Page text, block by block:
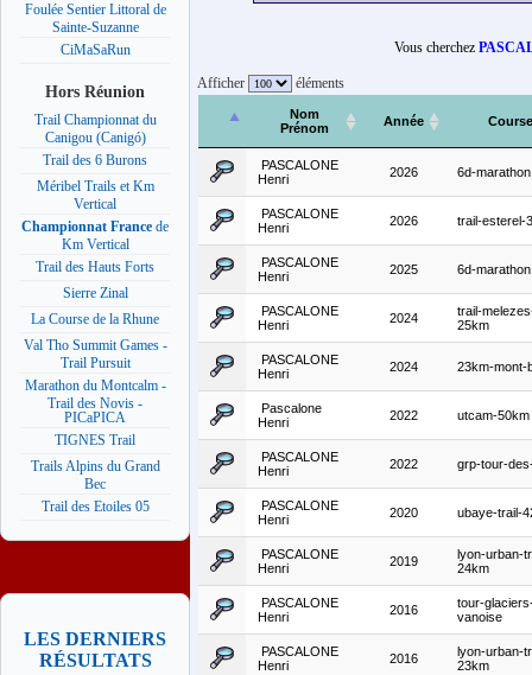
Foulée Sentier Littoral de
Sainte-Suzanne
CiMaSaRun
Hors Réunion
Trail Championnat du
Canigou (Canigó)
Trail des 6 Burons
Méribel Trails et Km
Vertical
Championnat France de
Km Vertical
Trail des Hauts Forts
Sierre Zinal
La Course de la Rhune
Val Tho Summit Games -
Trail Pursuit
Marathon du Montcalm -
Trail des Novis -
PICaPICA
TIGNES Trail
Trails Alpins du Grand
Bec
Trail des Etoiles 05
LES DERNIERS
RÉSULTATS
Vous cherchez
Afficher éléments
Nom
Prénom
Année Course
PASCALONE
Henri
2026 6d-marathon
PASCALONE
Henri
2026 trail-esterel-
PASCALONE
Henri
2025 6d-marathon
PASCALONE
Henri
2024
trail-
25km
PASCALONE
Henri
2024 23km-mont-
Pascalone
Henri
2022 utcam-50km
PASCALONE
Henri
2022 grp-tour-
PASCALONE
Henri
2020 ubaye-trail-
PASCALONE
Henri
2019
lyon-urban-
24km
PASCALONE
Henri
2016
tour-
vanoise
PASCALONE
Henri
2016
lyon-urban-
23km